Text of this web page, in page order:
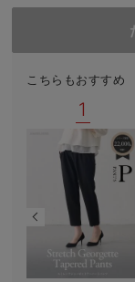
入院準備の持ち物チェッ
こちらもおすすめ
1